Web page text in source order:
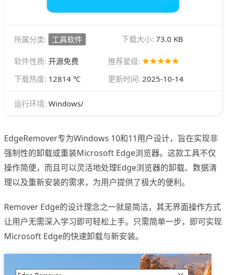
所属分类: 工具软件 下载大小: 73.0 KB
软件性质: 开源免费
推荐星级:
下载热度: 12814 ℃ 更新时间: 2025-10-14
运行环境: Windows/
EdgeRemover专为Windows 10和11用户设计，旨在实现非
强制性的卸载或重装Microsoft Edge浏览器。这款工具不仅
操作简便，而且可以灵活地处理Edge浏览器的卸载、数据清
理以及重新安装的需求，为用户提供了极大的便利。
Remover Edge的设计理念之一就是简洁，其无界面操作方式
让用户无需深入学习即可轻松上手。只需简单一步，即可实现
Microsoft Edge的快速卸载与新安装。